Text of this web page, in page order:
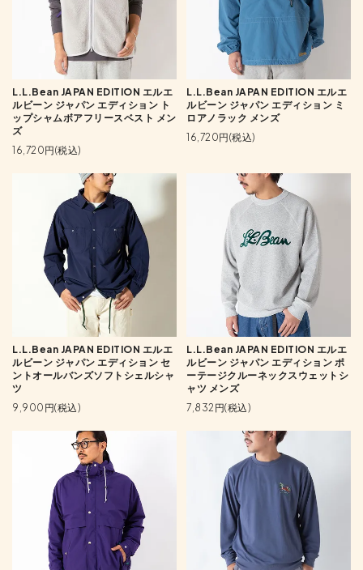
L.L.Bean JAPAN EDITION エルエ
ルビーン ジャパン エディション ト
ップシャムボアフリースベスト メン
ズ
16,720円(税込)
L.L.Bean JAPAN EDITION エルエ
ルビーン ジャパン エディション ミ
ロアノラック メンズ
16,720円(税込)
L.L.Bean JAPAN EDITION エルエ
ルビーン ジャパン エディション セ
ントオールバンズソフトシェルシャ
ツ
9,900円(税込)
L.L.Bean JAPAN EDITION エルエ
ルビーン ジャパン エディション ポ
ーテージクルーネックスウェットシ
ャツ メンズ
7,832円(税込)